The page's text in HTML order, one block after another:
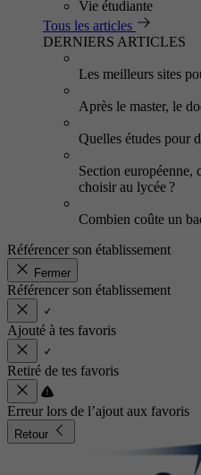
Vie étudiante
Tous les articles
DERNIERS ARTICLES
Les meilleurs sites
Après le master, le
Quelles études pour
Section européenne,
choisir au lycée ?
Combien coûte un
Référencer son établissement
Fermer
Référencer son établissement
Ajouté à tes favoris
Retiré de tes favoris
Erreur lors de l’ajout aux favoris
Retour